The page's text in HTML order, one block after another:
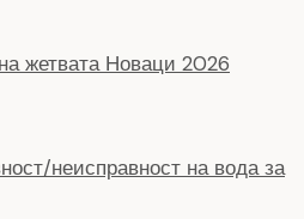
жетвата Новаци 2026
неисправност на вода за